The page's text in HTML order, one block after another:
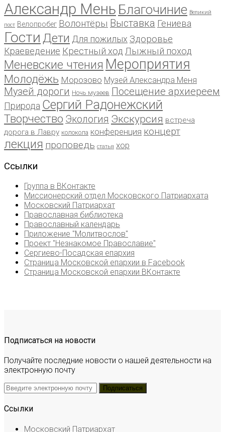
Александр Мень Благочиние Великий
пост Велопробег Волонтёры Выставка Гениева
Гости Дети Для пожилых Здоровье
Краеведение Крестный ход Лыжный поход
Меневские чтения Мероприятия
Молодёжь Морозово Музей Александра Меня
Музей дороги Ночь музеев Посещение архиереем
Природа Сергий Радонежский
Творчество Экология Экскурсия встреча
дорога в Лавру колокола конференция концерт
лекция проповедь статья хор
Ссылки
Группа в ВКонтакте
Миссионерский отдел Московского Патриархата
Московский Патриархат
Православная библиотека
Православный календарь
Приложение "Молитвослов"
Проект "Незнакомое Православие"
Сергиево-Посадская епархия
Страница Московской епархии в Facebook
Страница Московской епархии ВКонтакте
Подписаться на новости
Получайте последние новости о нашей деятельности на
электронную почту
Ссылки
Московский Патриархат